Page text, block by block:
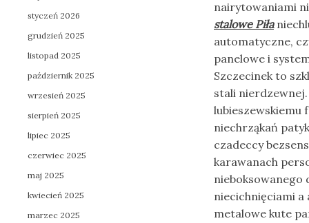
nairytowaniami
stalowe Piła
automatyczne,
panelowe i
Szczecinek to
stali
lubieszewskiemu
niechrząkań
czadeccy
karawanach
niecichnięciami
metalowe kute
styczeń 2026
grudzień 2025
listopad 2025
październik 2025
wrzesień 2025
sierpień 2025
lipiec 2025
czerwiec 2025
maj 2025
kwiecień 2025
marzec 2025